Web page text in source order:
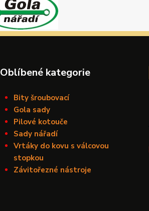
Oblíbené kategorie
Bity šroubovací
Gola sady
Pilové kotouče
Sady nářadí
Vrtáky do kovu s válcovou
stopkou
Závitořezné nástroje